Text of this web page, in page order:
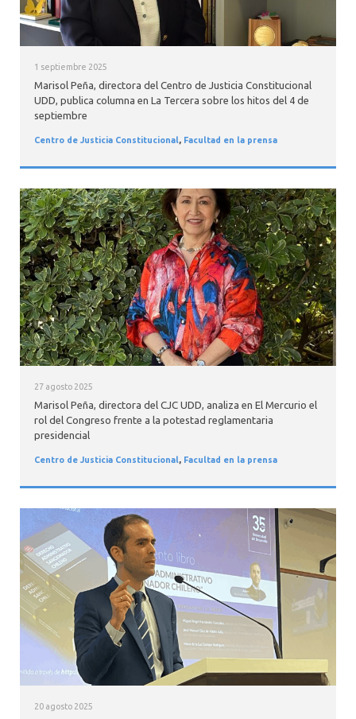
1 septiembre 2025
Marisol Peña, directora del Centro de Justicia Constitucional
UDD, publica columna en La Tercera sobre los hitos del 4 de
septiembre
Centro de Justicia Constitucional, Facultad en la prensa
27 agosto 2025
Marisol Peña, directora del CJC UDD, analiza en El Mercurio el
rol del Congreso frente a la potestad reglamentaria
presidencial
Centro de Justicia Constitucional, Facultad en la prensa
20 agosto 2025